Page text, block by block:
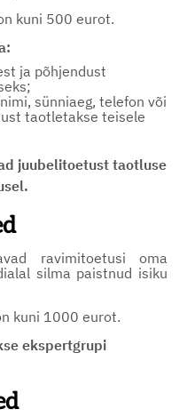
kuni 500 eurot.
ja põhjendust
sünniaeg, telefon või
taotletakse teisele
juubelitoetust taotluse
ravimitoetusi oma
silma paistnud isiku
kuni 1000 eurot.
ekspertgrupi